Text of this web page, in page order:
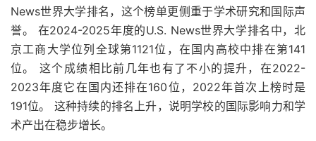
News世界大学排名，这个榜单更侧重于学术研究和国际声
誉。 在2024-2025年度的U.S. News世界大学排名中，北
京工商大学位列全球第1121位，在国内高校中排在第141
位。 这个成绩相比前几年也有了不小的提升，在2022-
2023年度它在国内还排在160位，2022年首次上榜时是
191位。 这种持续的排名上升，说明学校的国际影响力和学
术产出在稳步增长。